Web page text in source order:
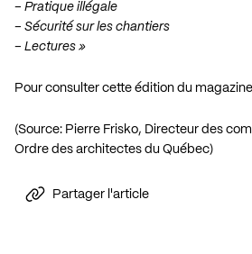
– Pratique illégale
– Sécurité sur les chantiers
– Lectures »
Pour consulter cette édition du
(Source: Pierre Frisko, Directeur des
Ordre des architectes du Québec)
Partager l'article